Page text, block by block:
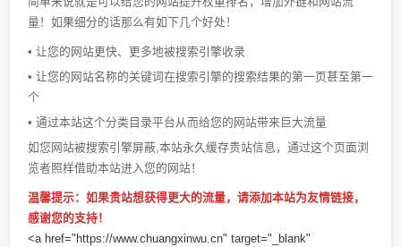
量！如果细分的话那么有如下几个好处！
• 让您的网站更快、更多地被搜索引擎收录
• 让您的网站名称的关键词在搜索引擎的搜索结果的第一页甚至第一
个
• 通过本站这个分类目录平台从而给您的网站带来巨大流量
如您网站被搜索引擎屏蔽,本站永久缓存贵站信息，通过这个页面浏
览者照样借助本站进入您的网站！
温馨提示：如果贵站想获得更大的流量，请添加本站为友情链接，
感谢您的支持！
<a href="https://www.chuangxinwu.cn" target="_blank"